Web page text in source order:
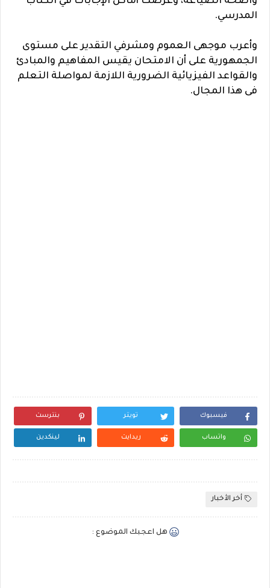
المدرسي.
وأعرب موجهى العموم ومشرفي التقدير على مستوى
الجمهورية على أن الامتحان يقيس المفاهيم والمبادئ
والقواعد الفيزيائية الضرورية اللازمة لمواصلة التعلم
فى هذا المجال.
فيسبوك تويتر بنترست
واتساب ريدايت لينكدين
أخر الأخبار
هل اعجبك الموضوع :